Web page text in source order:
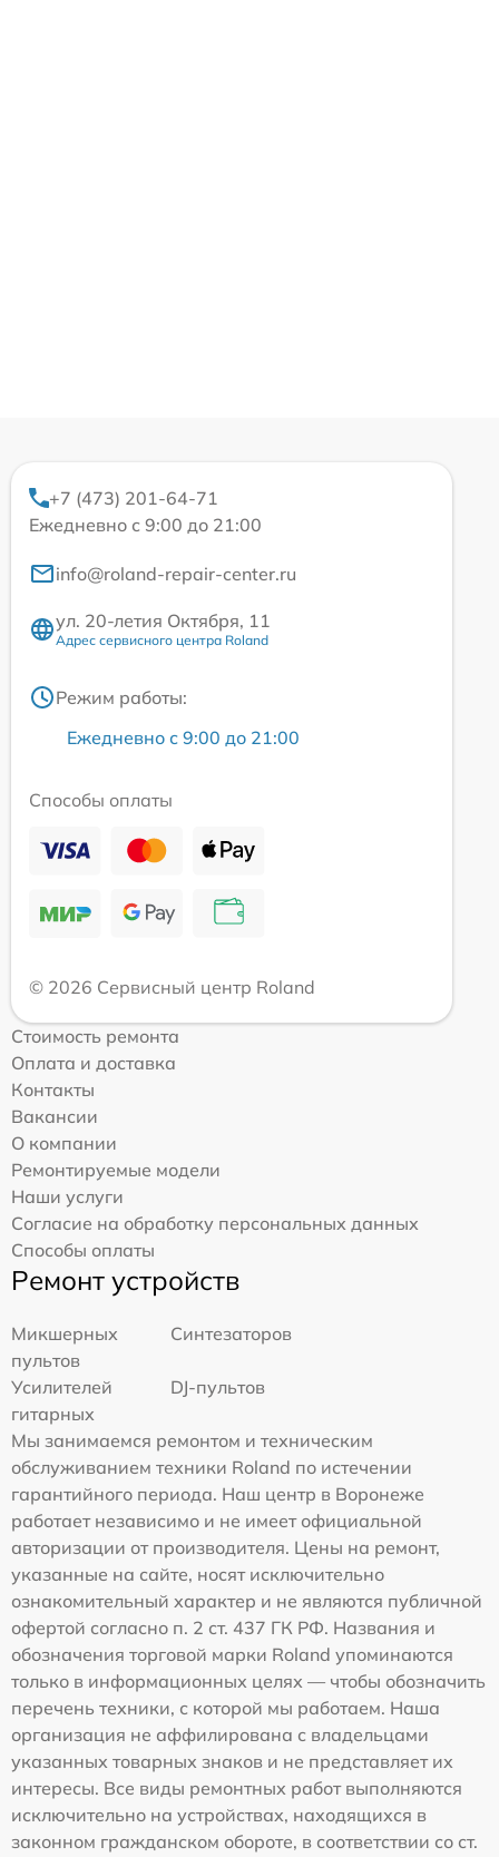
+7 (473) 201-64-71
Ежедневно с 9:00 до 21:00
info@roland-repair-center.ru
ул. 20-летия Октября, 11
Адрес сервисного центра Roland
Режим работы:
Ежедневно с 9:00 до 21:00
Способы оплаты
© 2026 Сервисный центр Roland
Стоимость ремонта
Оплата и доставка
Контакты
Вакансии
О компании
Ремонтируемые модели
Наши услуги
Согласие на обработку персональных данных
Способы оплаты
Ремонт устройств
Микшерных
пультов
Синтезаторов
Усилителей
гитарных
DJ-пультов
Мы занимаемся ремонтом и техническим
обслуживанием техники Roland по истечении
гарантийного периода. Наш центр в Воронеже
работает независимо и не имеет официальной
авторизации от производителя. Цены на ремонт,
указанные на сайте, носят исключительно
ознакомительный характер и не являются публичной
офертой согласно п. 2 ст. 437 ГК РФ. Названия и
обозначения торговой марки Roland упоминаются
только в информационных целях — чтобы обозначить
перечень техники, с которой мы работаем. Наша
организация не аффилирована с владельцами
указанных товарных знаков и не представляет их
интересы. Все виды ремонтных работ выполняются
исключительно на устройствах, находящихся в
законном гражданском обороте, в соответствии со ст.